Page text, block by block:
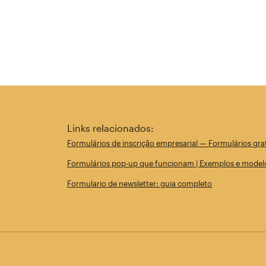
Links relacionados:
Formulários de inscrição empresarial — Formulários
Formulários pop-up que funcionam | Exemplos e
Formulario de newsletter: guia completo